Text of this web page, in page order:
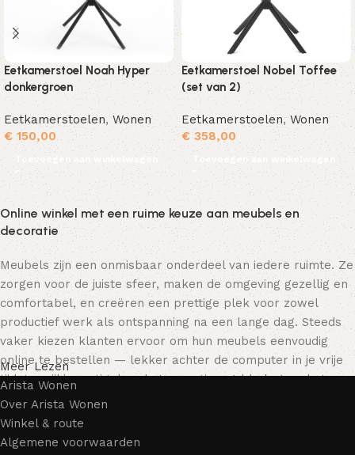
Eetkamerstoel Noah Hyper
donkergroen
Eetkamerstoelen,Wonen
€ 150,00
Toevoegen aan winkelwagen
Eetkamerstoel Nobel Toffee
(set van 2)
Eetkamerstoelen, Wonen
€358,00
Toevoegen aan winkelwagen
Online winkel met een ruime keuze aan meubels en
decoratie
Meubels zijn een onmisbaar onderdeel van iedere ruimte. Ze
zorgen voor de juiste sfeer, maken de omgeving gezellig en
comfortabel, en creëren een prettige plek voor zowel
productief werk als ontspanning na een lange dag. Steeds
vaker kiezen klanten ervoor om hun meubels eenvoudig
online te bestellen — lekker achter de computer in je vrije
tijd, terwijl je rustig door het assortiment bladert en het
meubelstuk kiest dat bij je past. Onze online winkel biedt
een uitgebreide catalogus met meubels voor zowel thuis als
kantoor.
Meer Lezen
Arista Wonen
Over Arista Wonen
Winkel & route
Algemene voorwaarden